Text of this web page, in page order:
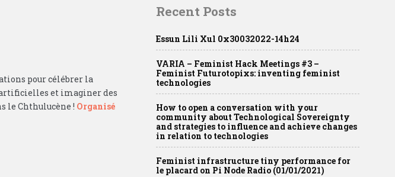
pour célébrer la
artificielles et imaginer des
le Chthulucène ! Organisé
Recent Posts
Essun Lili Xul 0x30032022-14h24
VARIA – Feminist Hack Meetings #3 –
Feminist Futurotopixs: inventing feminist
technologies
How to open a conversation with your
community about Technological Sovereignty
and strategies to influence and achieve changes
in relation to technologies
Feminist infrastructure tiny performance for
le placard on Pi Node Radio (01/01/2021)